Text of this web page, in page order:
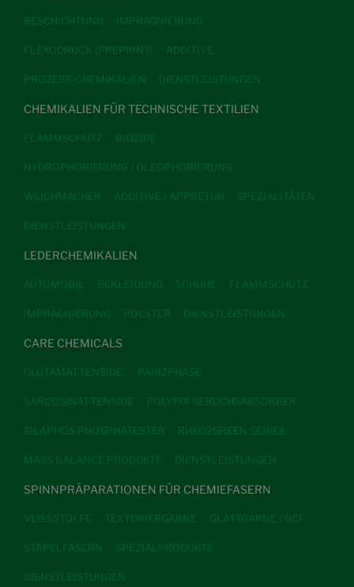
BESCHICHTUNG IMPRÄGNIERUNG
FLEXODRUCK (PREPRINT) ADDITIVE
PROZESS-CHEMIKALIEN DIENSTLEISTUNGEN
CHEMIKALIEN FÜR TECHNISCHE TEXTILIEN
FLAMMSCHUTZ BIOZIDE
HYDROPHOBIERUNG / OLEOPHOBIERUNG
WEICHMACHER ADDITIVE / APPRETUR SPEZIALITÄTEN
DIENSTLEISTUNGEN
LEDERCHEMIKALIEN
AUTOMOBIL BEKLEIDUNG SCHUHE FLAMMSCHUTZ
IMPRÄGNIERUNG POLSTER DIENSTLEISTUNGEN
CARE CHEMICALS
GLUTAMAT-TENSIDE. PAIR2PHASE
SARCOSINAT-TENSIDE POLYFIX GERUCHSABSORBER
SILAPHOS PHOSPHATESTER RHEO2GREEN SERIES
MASS BALANCE PRODUKTE DIENSTLEISTUNGEN
SPINNPRÄPARATIONEN FÜR CHEMIEFASERN
VLIESSTOFFE TEXTURIERGARNE GLATTGARNE / BCF
STAPELFASERN SPEZIALPRODUKTE
DIENSTLEISTUNGEN